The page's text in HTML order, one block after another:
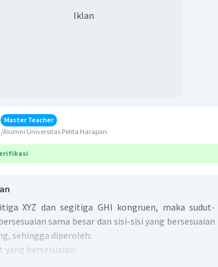
Iklan
Master Teacher
Alumni Universitas Pelita Harapan
XYZ dan segitiga GHI kongruen, maka sudut-
sama besar dan sisi-sisi yang bersesuaian
sehingga diperoleh:
yang bersesuaian: